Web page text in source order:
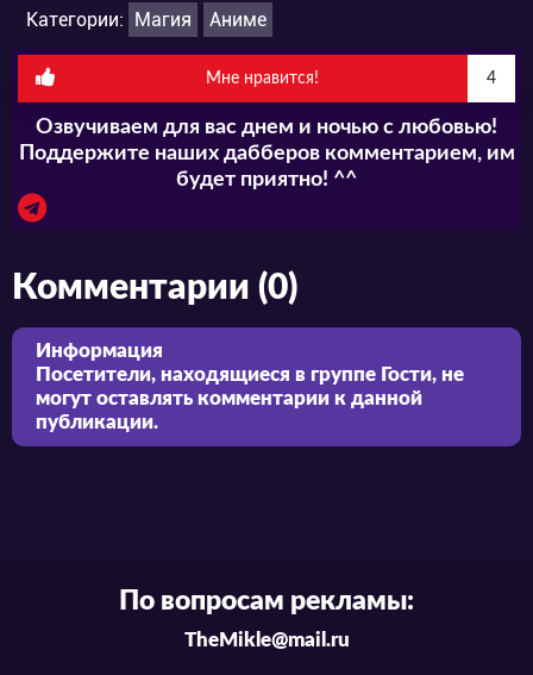
Категории: Магия Аниме
Мне нравится! 4
Озвучиваем для вас днем и ночью с любовью!
Поддержите наших дабберов комментарием, им
будет приятно! ^^
Комментарии (0)
Информация
Посетители, находящиеся в группе Гости, не
могут оставлять комментарии к данной
публикации.
По вопросам рекламы:
TheMikle@mail.ru